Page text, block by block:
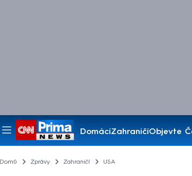
DomácíZahraničíObjevte
Pořady
Domů Zprávy Zahraničí USA